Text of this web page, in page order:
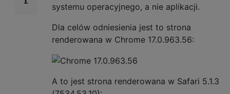
systemu operacyjnego, a nie aplikacji.
Dla celów odniesienia jest to strona
renderowana w Chrome 17.0.963.56:
A to jest strona renderowana w Safari 5.1.3